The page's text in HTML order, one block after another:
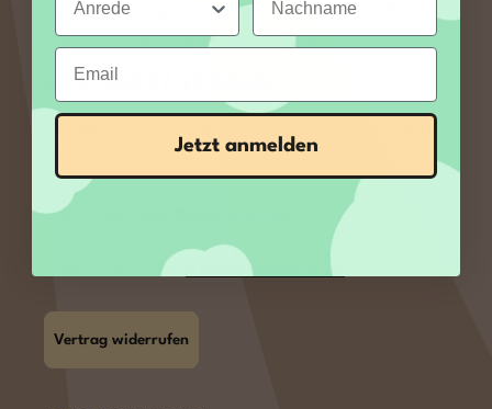
Sie haben Fragen zu unseren Produkten? Rufen
Sie uns an, wir freuen uns auf Sie:
+49 35027 189860
E-Mail:
Oder über unser Kontaktformular
Vertrag widerrufen
Email
Jetzt anmelden